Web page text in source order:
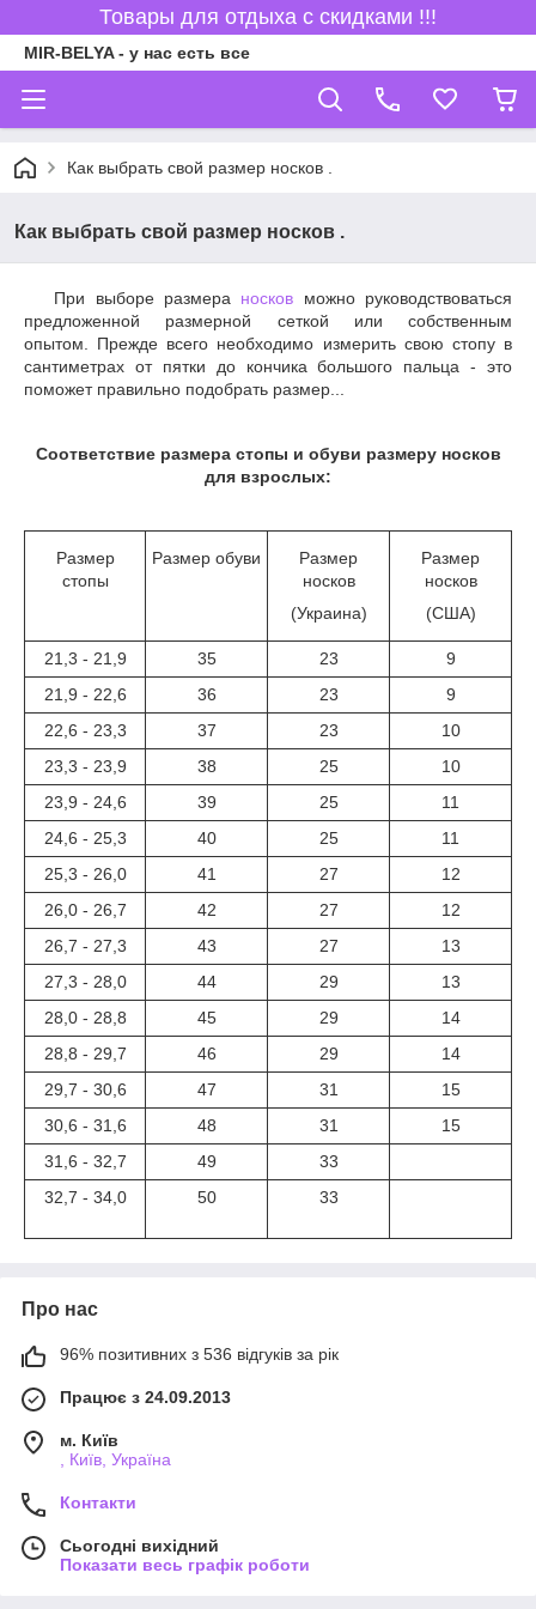
Товары для отдыха с скидками !!!
MIR-BELYA - у нас есть все
Как выбрать свой размер носков .
Как выбрать свой размер носков .
При выборе размера носков можно руководствоваться
предложенной размерной сеткой или собственным
опытом. Прежде всего необходимо измерить свою стопу в
сантиметрах от пятки до кончика большого пальца - это
поможет правильно подобрать размер...
Соответствие размера стопы и обуви размеру носков
для взрослых:
Размер
стопы
Размер обуви
Размер
носков
(Украина)
Размер
носков
(США)
21,3 - 21,9 35 23
9
21,9 - 22,6
36 23
9
22,6 - 23,3
37 23
10
23,3 - 23,9
38 25
10
23,9 - 24,6
39 25
11
24,6 - 25,3
40 25
11
25,3 - 26,0
41 27
12
26,0 - 26,7
42 27
12
26,7 - 27,3
43 27
13
27,3 - 28,0
44 29
13
28,0 - 28,8
45 29
14
28,8 - 29,7
46 29
14
29,7 - 30,6
47 31
15
30,6 - 31,6
48 31
15
31,6 - 32,7
49
33
32,7 - 34,0
50 33
Про нас
96% позитивних з 536 відгуків за рік
Працює з 24.09.2013
м. Київ
, Київ, Україна
Контакти
Сьогодні вихідний
Показати весь графік роботи